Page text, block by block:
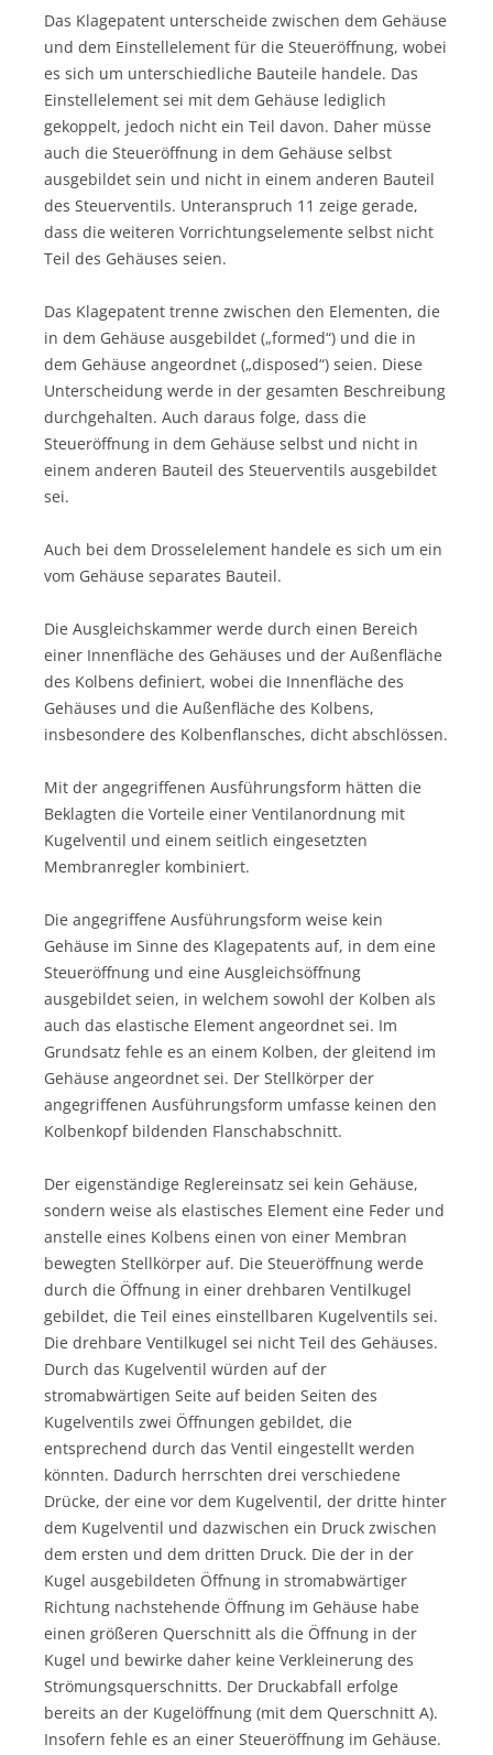
Das Klagepatent unterscheide zwischen dem Gehäuse
und dem Einstellelement für die Steueröffnung, wobei
es sich um unterschiedliche Bauteile handele. Das
Einstellelement sei mit dem Gehäuse lediglich
gekoppelt, jedoch nicht ein Teil davon. Daher müsse
auch die Steueröffnung in dem Gehäuse selbst
ausgebildet sein und nicht in einem anderen Bauteil
des Steuerventils. Unteranspruch 11 zeige gerade,
dass die weiteren Vorrichtungselemente selbst nicht
Teil des Gehäuses seien.
Das Klagepatent trenne zwischen den Elementen, die
in dem Gehäuse ausgebildet („formed“) und die in
dem Gehäuse angeordnet („disposed“) seien. Diese
Unterscheidung werde in der gesamten Beschreibung
durchgehalten. Auch daraus folge, dass die
Steueröffnung in dem Gehäuse selbst und nicht in
einem anderen Bauteil des Steuerventils ausgebildet
sei.
Auch bei dem Drosselelement handele es sich um ein
vom Gehäuse separates Bauteil.
Die Ausgleichskammer werde durch einen Bereich
einer Innenfläche des Gehäuses und der Außenfläche
des Kolbens definiert, wobei die Innenfläche des
Gehäuses und die Außenfläche des Kolbens,
insbesondere des Kolbenflansches, dicht abschlössen.
Mit der angegriffenen Ausführungsform hätten die
Beklagten die Vorteile einer Ventilanordnung mit
Kugelventil und einem seitlich eingesetzten
Membranregler kombiniert.
Die angegriffene Ausführungsform weise kein
Gehäuse im Sinne des Klagepatents auf, in dem eine
Steueröffnung und eine Ausgleichsöffnung
ausgebildet seien, in welchem sowohl der Kolben als
auch das elastische Element angeordnet sei. Im
Grundsatz fehle es an einem Kolben, der gleitend im
Gehäuse angeordnet sei. Der Stellkörper der
angegriffenen Ausführungsform umfasse keinen den
Kolbenkopf bildenden Flanschabschnitt.
Der eigenständige Reglereinsatz sei kein Gehäuse,
sondern weise als elastisches Element eine Feder und
anstelle eines Kolbens einen von einer Membran
bewegten Stellkörper auf. Die Steueröffnung werde
durch die Öffnung in einer drehbaren Ventilkugel
gebildet, die Teil eines einstellbaren Kugelventils sei.
Die drehbare Ventilkugel sei nicht Teil des Gehäuses.
Durch das Kugelventil würden auf der
stromabwärtigen Seite auf beiden Seiten des
Kugelventils zwei Öffnungen gebildet, die
entsprechend durch das Ventil eingestellt werden
könnten. Dadurch herrschten drei verschiedene
Drücke, der eine vor dem Kugelventil, der dritte hinter
dem Kugelventil und dazwischen ein Druck zwischen
dem ersten und dem dritten Druck. Die der in der
Kugel ausgebildeten Öffnung in stromabwärtiger
Richtung nachstehende Öffnung im Gehäuse habe
einen größeren Querschnitt als die Öffnung in der
Kugel und bewirke daher keine Verkleinerung des
Strömungsquerschnitts. Der Druckabfall erfolge
bereits an der Kugelöffnung (mit dem Querschnitt A).
Insofern fehle es an einer Steueröffnung im Gehäuse.